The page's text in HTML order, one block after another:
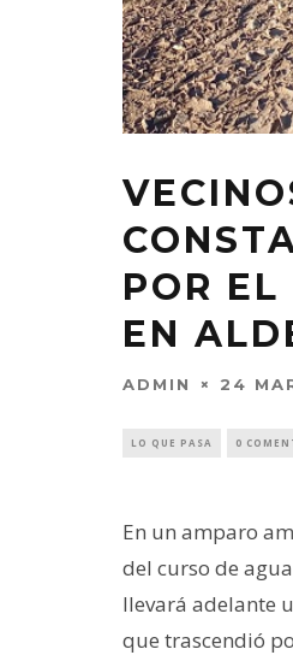
POR
EN
ADMIN 24
LO QUE PASA 0
En un amparo
del curso de
llevará adelante
que trascendió